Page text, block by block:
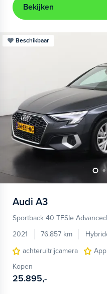
Bekijken
Beschikbaar
Audi A3
Sportback 40 TFSIe Advanced
2021
76.857 km
achteruitrijcamera
Kopen
25.895,-